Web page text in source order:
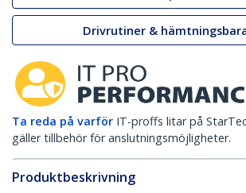
Drivrutiner &
Ta reda på varför IT-proffs litar på
gäller tillbehör för anslutningsmöjligheter.
Produktbeskrivning